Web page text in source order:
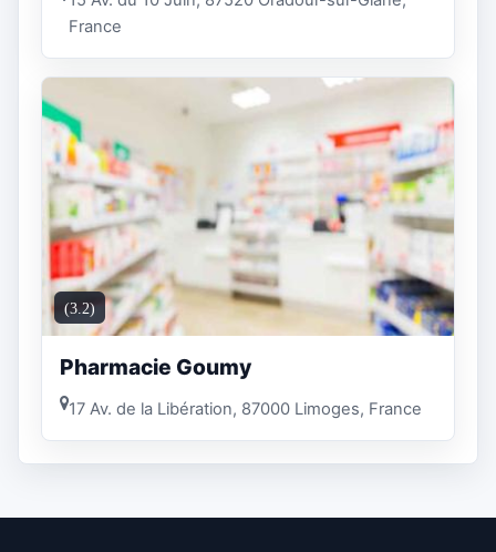
France
(3.2)
Pharmacie Goumy
17 Av. de la Libération, 87000 Limoges, France